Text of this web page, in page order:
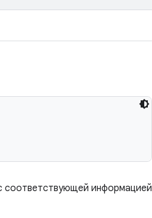
соответствующей информацией